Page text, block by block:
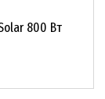
800 Вт